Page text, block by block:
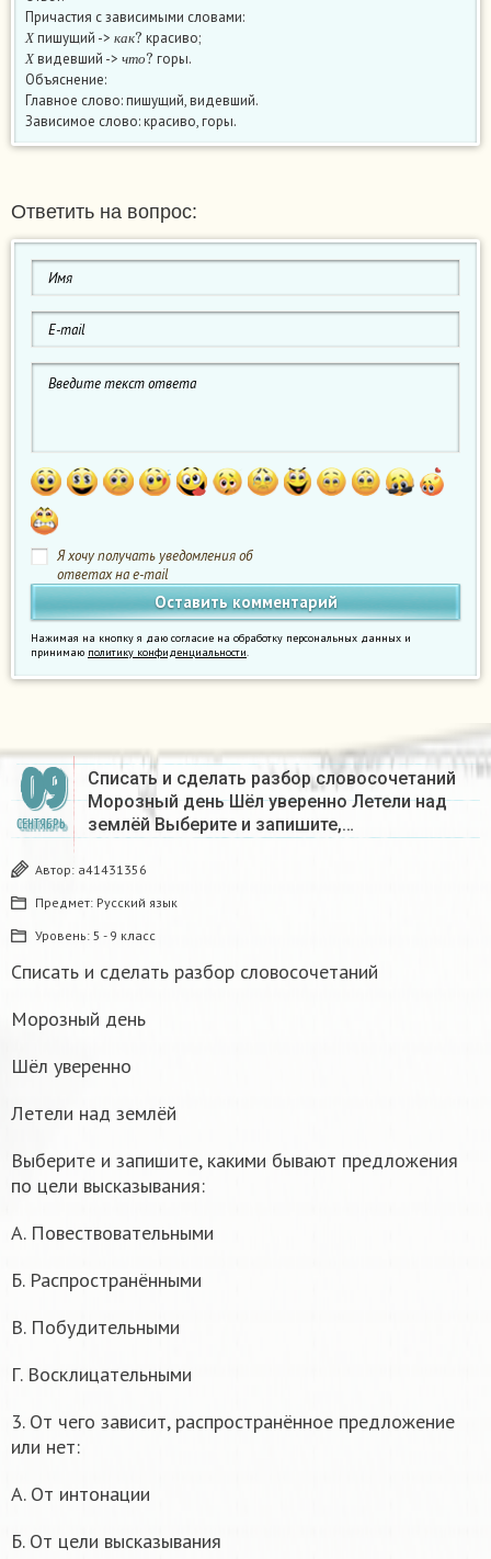
Причастия с зависимыми словами:
Х
Х
пишущий -> ка к
как?
красиво;
Х
Х
видевший -> чт о
что?
горы.
Объяснение:
Главное слово: пишущий, видевший.
Зависимое слово: красиво, горы.
Ответить на вопрос:
Я хочу получать уведомления об
ответах на e-mail
Нажимая на кнопку я даю согласие на обработку персональных данных и
принимаю политику конфиденциальности.
09
СЕНТЯБРЬ
Списать и сделать разбор словосочетаний
Морозный день Шёл уверенно Летели над
землёй Выберите и запишите,…
Автор: a41431356
Предмет: Русский язык
Уровень: 5 - 9 класс
Списать и сделать разбор словосочетаний
Морозный день
Шёл уверенно
Летели над землёй
Выберите и запишите, какими бывают предложения
по цели высказывания:
А. Повествовательными
Б. Распространёнными
В. Побудительными
Г. Восклицательными
3. От чего зависит, распространённое предложение
или нет:
А. От интонации
Б. От цели высказывания